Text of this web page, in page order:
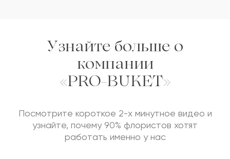
Сколько будет+?
Узнайте больше о
компании
«PRO-BUKET»
Посмотрите короткое 2-х минутное видео и
узнайте, почему 90% флористов хотят
работать именно у нас